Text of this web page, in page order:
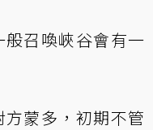
召喚峽谷會有一
蒙多，初期不管